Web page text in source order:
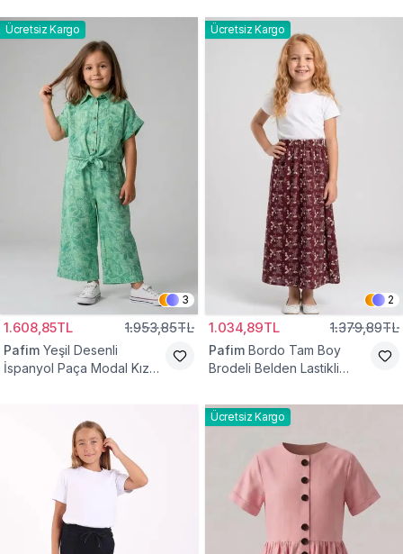
Ücretsiz Kargo
3
1.608,85TL 1.953,85TL
Pafim Yeşil Desenli
İspanyol Paça Modal Kız
Ücretsiz Kargo
2
1.034,89TL 1.379,89TL
Pafim Bordo Tam Boy
Brodeli Belden Lastikli
Ücretsiz Kargo